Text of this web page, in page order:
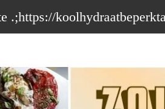
.;https://